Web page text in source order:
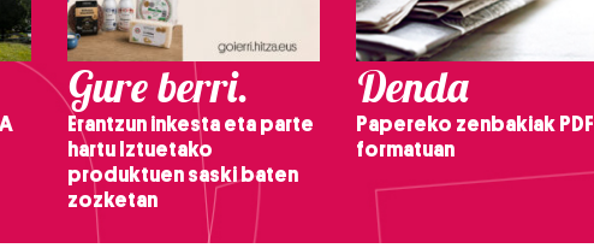
Gure berri.
Erantzun inkesta eta parte
hartu Iztuetako
produktuen saski baten
zozketan
Denda
Papereko zenbakiak PDF
formatuan